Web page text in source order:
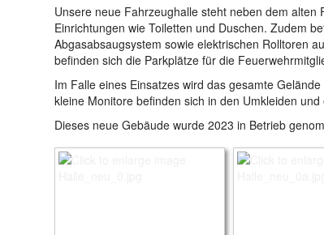
Unsere neue Fahrzeughalle steht neben dem
Einrichtungen wie Toiletten und Duschen. Zudem
Abgasabsaugsystem sowie elektrischen Rolltoren
befinden sich die Parkplätze für die
Im Falle eines Einsatzes wird das gesamte
kleine Monitore befinden sich in den Umkleiden
Dieses neue Gebäude wurde 2023 in Betrieb